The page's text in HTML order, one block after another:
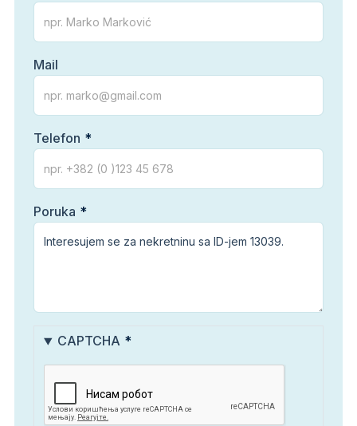
Mail
Telefon
Poruka
CAPTCHA